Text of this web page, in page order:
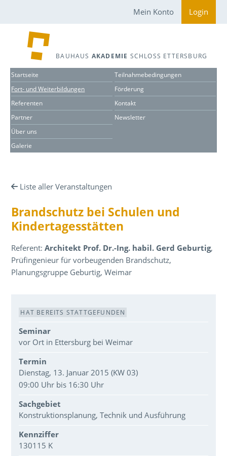
Mein Konto Login
BAUHAUS AKADEMIE SCHLOSS ETTERSBURG
Startseite
Fort- und Weiterbildungen
Referenten
Partner
Über uns
Galerie
Teilnahmebedingungen
Förderung
Kontakt
Newsletter
Liste aller Veranstaltungen
Brandschutz bei Schulen und
Kindertagesstätten
Referent:Architekt Prof. Dr.-Ing. habil. Gerd Geburtig,
Prüfingenieur für vorbeugenden Brandschutz,
Planungsgruppe Geburtig, Weimar
Veranstaltungsdaten
HAT BEREITS STATTGEFUNDEN
Seminar
vor Ort in Ettersburg bei Weimar
Termin
Dienstag, 13. Januar 2015 (KW 03)
09:00 Uhr bis 16:30 Uhr
Sachgebiet
Konstruktionsplanung, Technik und Ausführung
Kennziffer
130115 K